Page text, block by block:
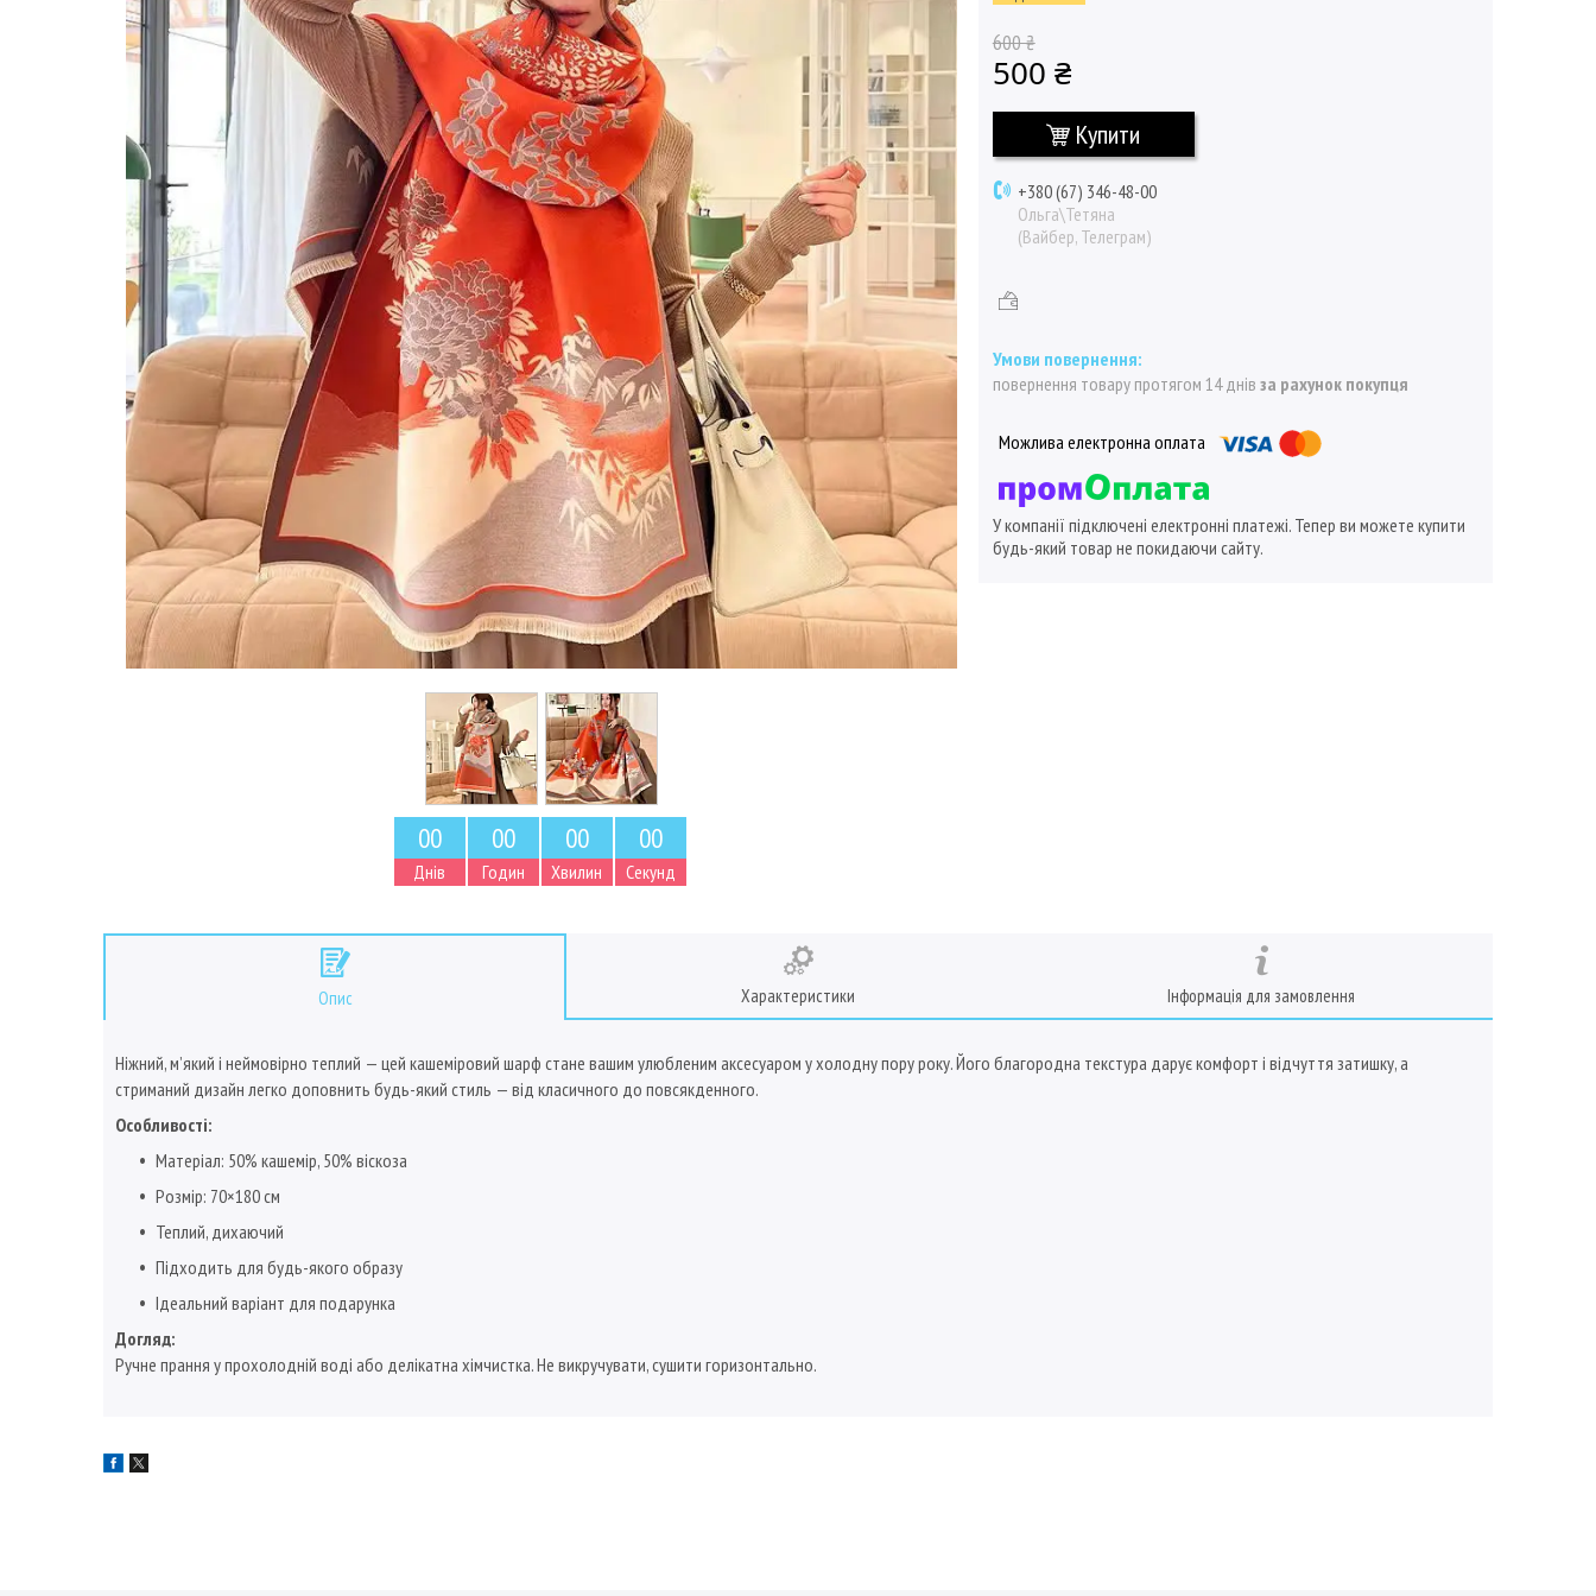
00
Днів
00
Годин
00
Хвилин
00
Секунд
600 ₴
500 ₴
Купити
+380 (67) 346-48-00
Ольга\Тетяна
(Вайбер, Телеграм)
повернення товару протягом 14 днів за рахунок покупця
У компанії підключені електронні платежі. Тепер ви можете купити
будь-який товар не покидаючи сайту.
Опис Характеристики Інформація для замовлення
Ніжний, м’який і неймовірно теплий — цей кашеміровий шарф стане вашим улюбленим аксесуаром у холодну пору року. Його благородна текстура дарує комфорт і відчуття затишку, а
стриманий дизайн легко доповнить будь-який стиль — від класичного до повсякденного.
Особливості:
Матеріал: 50% кашемір, 50% віскоза
Розмір: 70×180 см
Теплий, дихаючий
Підходить для будь-якого образу
Ідеальний варіант для подарунка
Догляд:
Ручне прання у прохолодній воді або делікатна хімчистка. Не викручувати, сушити горизонтально.